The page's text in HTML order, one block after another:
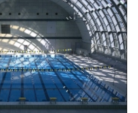
海道、東北
青森県 岩手県
秋田県 山形県
ールタイプ
50mプール
流れるプール